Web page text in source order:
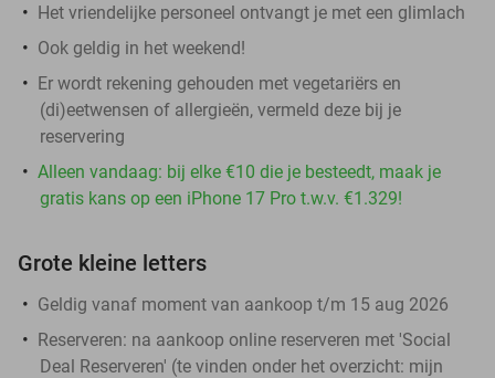
Het vriendelijke personeel ontvangt je met een glimlach
Ook geldig in het weekend!
Er wordt rekening gehouden met vegetariërs en
(di)eetwensen of allergieën, vermeld deze bij je
reservering
Alleen vandaag: bij elke €10 die je besteedt, maak je
gratis kans op een iPhone 17 Pro t.w.v. €1.329!
Grote kleine letters
Geldig vanaf moment van aankoop t/m 15 aug 2026
Reserveren: na aankoop online reserveren met 'Social
Deal Reserveren' (te vinden onder het overzicht: mijn